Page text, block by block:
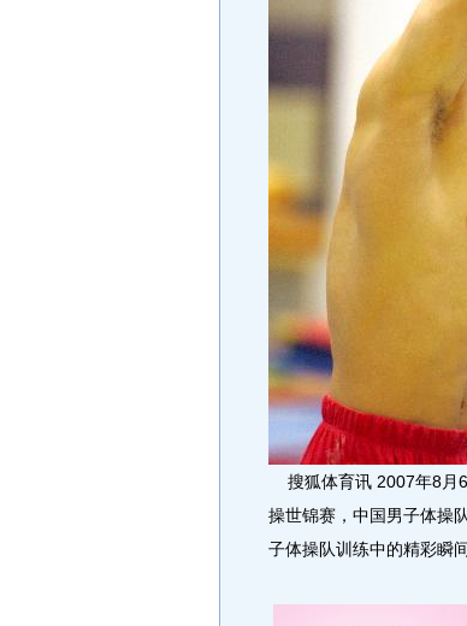
搜狐体育讯 2007年8月
操世锦赛，中国男子体操
子体操队训练中的精彩瞬间